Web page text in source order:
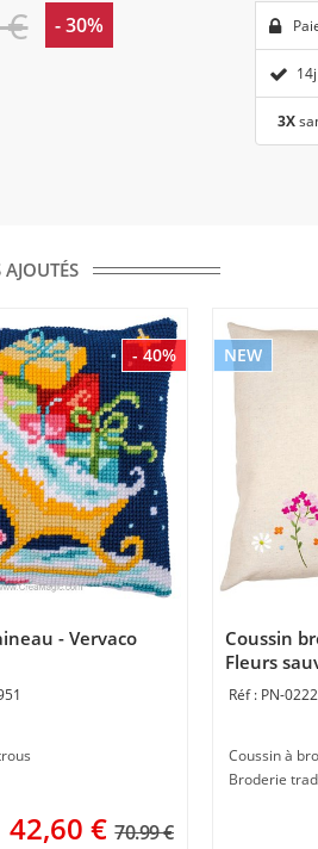
- 30%
3X
- 40%
- Vervaco
42,60 € 70.99 €
NEW
Coussin
Fleurs
PN-
Coussin à
Broderie